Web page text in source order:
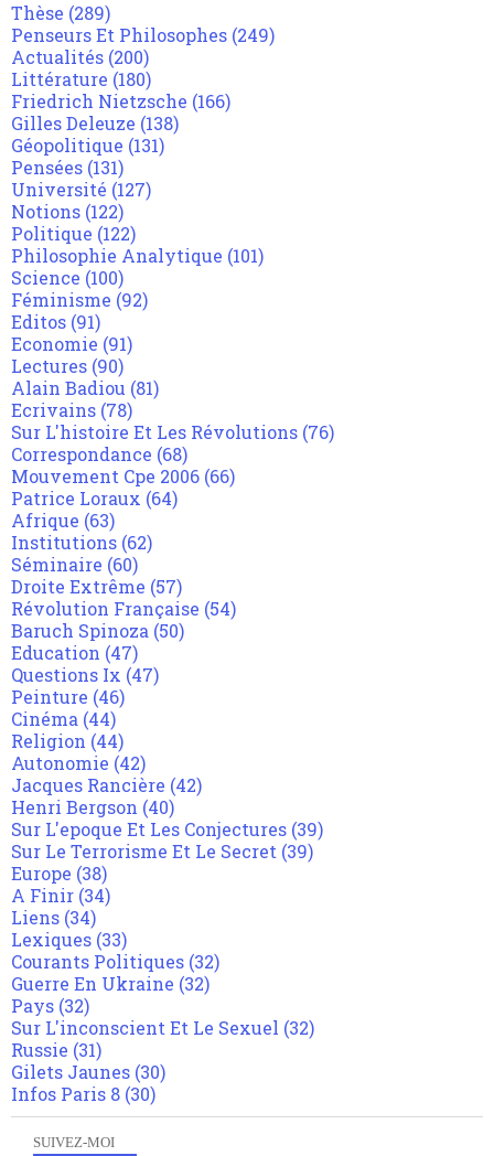
SUIVEZ-MOI
Thèse (289)
Penseurs Et Philosophes (249)
Actualités (200)
Littérature (180)
Friedrich Nietzsche (166)
Gilles Deleuze (138)
Géopolitique (131)
Pensées (131)
Université (127)
Notions (122)
Politique (122)
Philosophie Analytique (101)
Science (100)
Féminisme (92)
Editos (91)
Economie (91)
Lectures (90)
Alain Badiou (81)
Ecrivains (78)
Sur L'histoire Et Les Révolutions (76)
Correspondance (68)
Mouvement Cpe 2006 (66)
Patrice Loraux (64)
Afrique (63)
Institutions (62)
Séminaire (60)
Droite Extrême (57)
Révolution Française (54)
Baruch Spinoza (50)
Education (47)
Questions Ix (47)
Peinture (46)
Cinéma (44)
Religion (44)
Autonomie (42)
Jacques Rancière (42)
Henri Bergson (40)
Sur L'epoque Et Les Conjectures (39)
Sur Le Terrorisme Et Le Secret (39)
Europe (38)
A Finir (34)
Liens (34)
Lexiques (33)
Courants Politiques (32)
Guerre En Ukraine (32)
Pays (32)
Sur L'inconscient Et Le Sexuel (32)
Russie (31)
Gilets Jaunes (30)
Infos Paris 8 (30)